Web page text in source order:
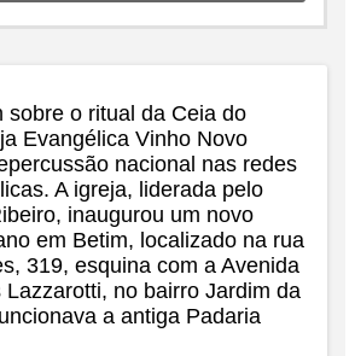
sobre o ritual da Ceia do
Evangélica Vinho Novo
nacional nas redes
A igreja, liderada pelo
inaugurou um novo
em Betim, localizado na rua
319, esquina com a Avenida
Lazzarotti, no bairro Jardim da
a antiga Padaria